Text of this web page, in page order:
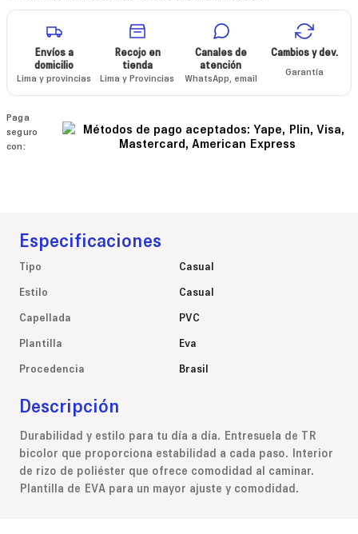
Envíos a
domicilio
Lima y provincias
Recojo en
tienda
Lima y Provincias
Canales de
atención
WhatsApp, email
Cambios y dev.
Garantía
Paga
seguro
con:
Especificaciones
Tipo
Casual
Estilo
Casual
Capellada
PVC
Plantilla
Eva
Procedencia
Brasil
Descripción
Durabilidad y estilo para tu día a día. Entresuela de TR
bicolor que proporciona estabilidad a cada paso. Interior
de rizo de poliéster que ofrece comodidad al caminar.
Plantilla de EVA para un mayor ajuste y comodidad.